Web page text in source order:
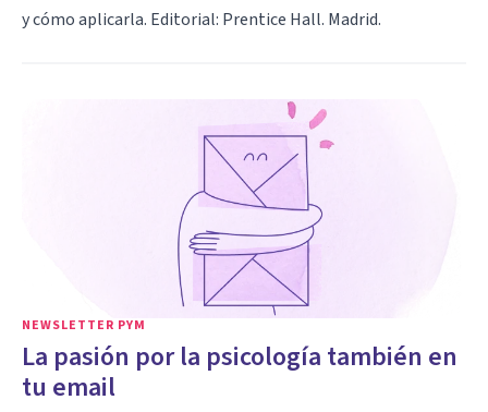
y cómo aplicarla. Editorial: Prentice Hall. Madrid.
NEWSLETTER PYM
La pasión por la psicología también en
tu email